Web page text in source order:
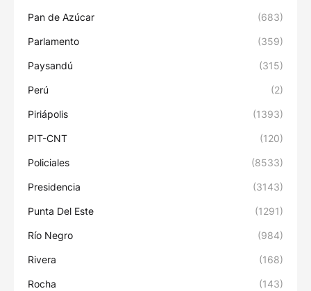
Pan de Azúcar (683)
Parlamento (359)
Paysandú (315)
Perú (2)
Piriápolis (1393)
PIT-CNT (120)
Policiales (8533)
Presidencia (3143)
Punta Del Este (1291)
Río Negro (984)
Rivera (168)
Rocha (143)